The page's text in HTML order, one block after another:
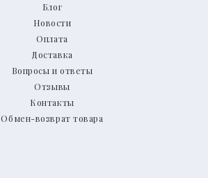
Блог
Новости
Оплата
Доставка
Вопросы и ответы
Отзывы
Контакты
Обмен-возврат товара